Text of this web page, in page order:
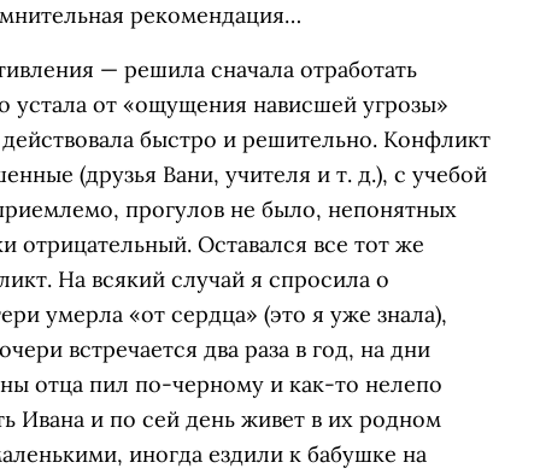
рекомендация…
— решила сначала отработать
устала от «ощущения нависшей угрозы»
быстро и решительно. Конфликт
(друзья Вани, учителя и т. д.), с учебой
прогулов не было, непонятных
отрицательный. Оставался все тот же
На всякий случай я спросила о
умерла «от сердца» (это я уже знала),
встречается два раза в год, на дни
отца пил по-черному и как-то нелепо
Ивана и по сей день живет в их родном
иногда ездили к бабушке на